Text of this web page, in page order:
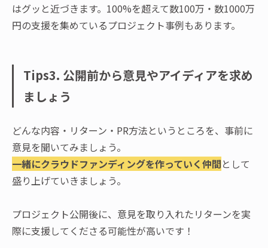
はグッと近づきます。100%を超えて数100万・数1000万
円の支援を集めているプロジェクト事例もあります。
Tips3. 公開前から意見やアイディアを求め
ましょう
どんな内容・リターン・PR方法というところを、事前に
意見を聞いてみましょう。
一緒にクラウドファンディングを作っていく仲間として
盛り上げていきましょう。
プロジェクト公開後に、意見を取り入れたリターンを実
際に支援してくださる可能性が高いです！